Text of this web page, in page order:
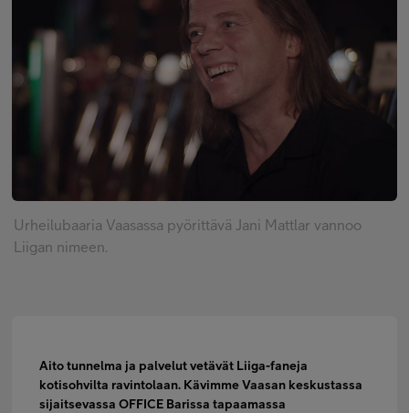
Inspiroidu
SV
Urheilubaaria Vaasassa pyörittävä Jani Mattlar vannoo
Liigan nimeen.
Aito tunnelma ja palvelut vetävät Liiga-faneja
kotisohvilta ravintolaan. Kävimme Vaasan keskustassa
sijaitsevassa OFFICE Barissa tapaamassa